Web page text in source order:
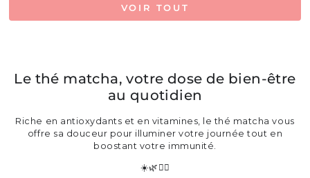
VOIR TOUT
Le thé matcha, votre dose de bien-être
au quotidien
Riche en antioxydants et en vitamines, le thé matcha vous
offre sa douceur pour illuminer votre journée tout en
boostant votre immunité.
☀️🌿🧘‍♀️